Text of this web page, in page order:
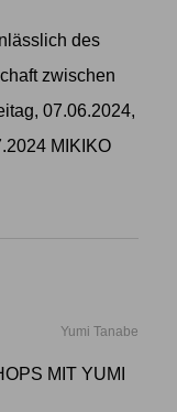
des
zwischen
07.06.2024,
MIKIKO
Yumi Tanabe
MIT YUMI